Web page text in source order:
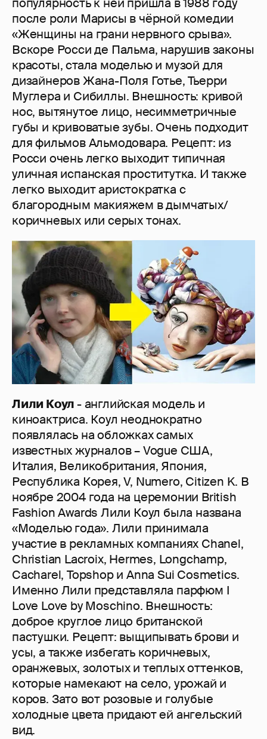
после роли Марисы в чёрной комедии
«Женщины на грани нервного срыва».
Вскоре Росси де Пальма, нарушив законы
красоты, стала моделью и музой для
дизайнеров Жана-Поля Готье, Тьерри
Муглера и Сибиллы. Внешность: кривой
нос, вытянутое лицо, несимметричные
губы и кривоватые зубы. Очень подходит
для фильмов Альмодовара. Рецепт: из
Росси очень легко выходит типичная
уличная испанская проститутка. И также
легко выходит аристократка с
благородным макияжем в дымчатых/
коричневых или серых тонах.
Лили Коул- английская модель и
киноактриса. Коул неоднократно
появлялась на обложках самых
известных журналов – Vogue США,
Италия, Великобритания, Япония,
Республика Корея, V, Numero, Citizen K. В
ноябре 2004 года на церемонии British
Fashion Awards Лили Коул была названа
«Моделью года». Лили принимала
участие в рекламных компаниях Chanel,
Christian Lacroix, Hermes, Longchamp,
Cacharel, Topshop и Anna Sui Cosmetics.
Именно Лили представляла парфюм I
Love Love by Moschino. Внешность:
доброе круглое лицо британской
пастушки. Рецепт: выщипывать брови и
усы, а также избегать коричневых,
оранжевых, золотых и теплых оттенков,
которые намекают на село, урожай и
коров. Зато вот розовые и голубые
холодные цвета придают ей ангельский
вид.